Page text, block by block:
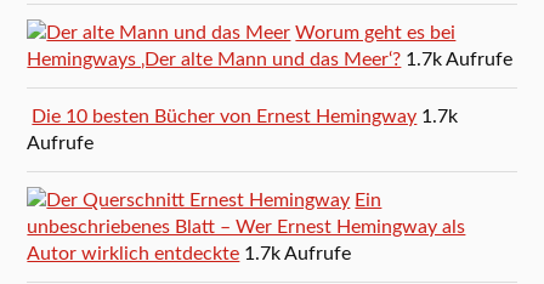
Worum geht es bei
Hemingways ‚Der alte Mann und das Meer‘? 1.7k Aufrufe
Die 10 besten Bücher von Ernest Hemingway 1.7k
Aufrufe
Ein
unbeschriebenes Blatt – Wer Ernest Hemingway als
Autor wirklich entdeckte 1.7k Aufrufe